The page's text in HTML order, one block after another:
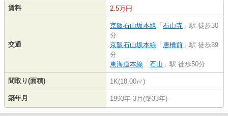
賃料 2.5万円
交通
京阪石山坂本線 「 石山寺 」駅 徒歩30
分
京阪石山坂本線 「 唐橋前 」駅 徒歩39
分
東海道本線 「 石山 」駅 徒歩50分
間取り(面積) 1K(18.00㎡)
築年月 1993年 3月(築33年)